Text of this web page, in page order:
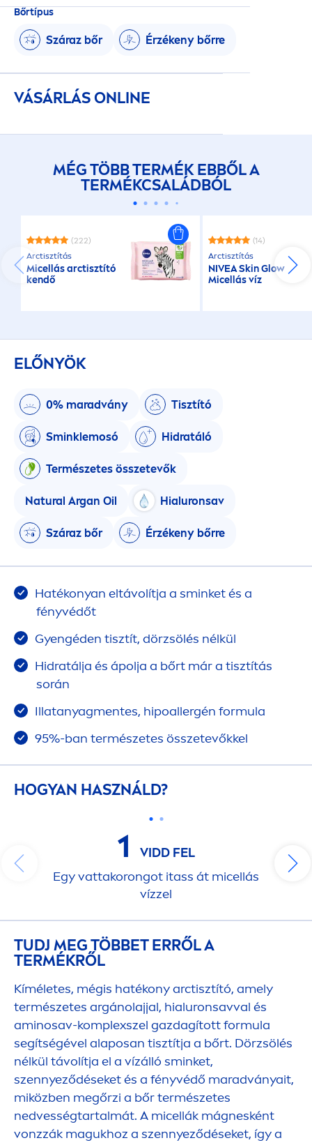
Bőrtípus
Száraz bőr Érzékeny bőrre
VÁSÁRLÁS ONLINE
MÉG TÖBB TERMÉK EBBŐL A
TERMÉKCSALÁDBÓL
(222)
Arctisztítás
Micellás arctisztító
kendő
(14)
Arctisztítás
NIVEASkinGlow
Micellás víz
ELŐNYÖK
0% maradvány Tisztító
Sminklemosó Hidratáló
Természetes összetevők
Natural Argan Oil Hialuronsav
Száraz bőr Érzékeny bőrre
Hatékonyan eltávolítja a sminket és a
fényvédőt
Gyengéden tisztít, dörzsölés nélkül
Hidratálja és ápolja a bőrt már a tisztítás
során
Illatanyagmentes, hipoallergén formula
95%-ban természetes összetevőkkel
HOGYAN HASZNÁLD?
1
VIDD FEL
Egy vattakorongot itass át micellás
vízzel
TUDJ MEG TÖBBET ERRŐL A
TERMÉKRŐL
Kíméletes, mégis hatékony arctisztító, amely
természetes argánolajjal, hialuronsavval és
aminosav-komplexszel gazdagított formula
segítségével alaposan tisztítja a bőrt. Dörzsölés
nélkül távolítja el a vízálló sminket,
szennyeződéseket és a fényvédő maradványait,
miközben megőrzi a bőr természetes
nedvességtartalmát. A micellák mágnesként
vonzzák magukhoz a szennyeződéseket, így a